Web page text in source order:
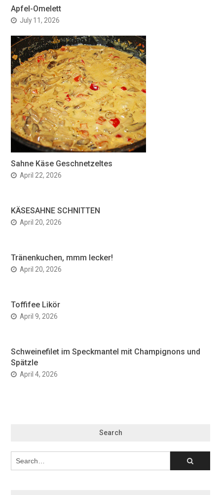
Apfel-Omelett
July 11, 2026
Sahne Käse Geschnetzeltes
April 22, 2026
KÄSESAHNE SCHNITTEN
April 20, 2026
Tränenkuchen, mmm lecker!
April 20, 2026
Toffifee Likör
April 9, 2026
Schweinefilet im Speckmantel mit Champignons und
Spätzle
April 4, 2026
Search